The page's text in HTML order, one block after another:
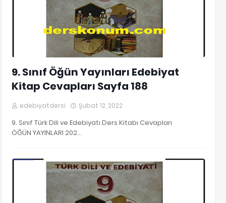
9. Sınıf Öğün Yayınları Edebiyat
Kitap Cevapları Sayfa 188
edebiyatdersi Şubat 12, 2022
9. Sınıf Türk Dili ve Edebiyatı Ders Kitabı Cevapları
ÖĞÜN YAYINLARI 202…